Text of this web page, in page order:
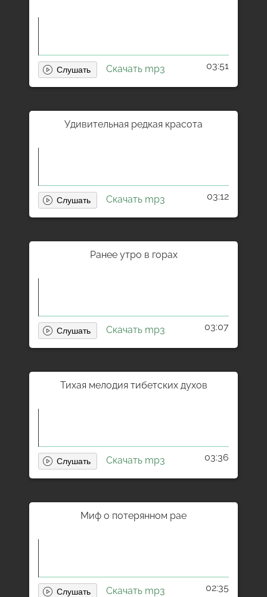
Скачать mp3 03:51
Удивительная редкая красота
Скачать mp3 03:12
Ранее утро в горах
Скачать mp3 03:07
Тихая мелодия тибетских духов
Скачать mp3 03:36
Миф о потерянном рае
Скачать mp3 02:35